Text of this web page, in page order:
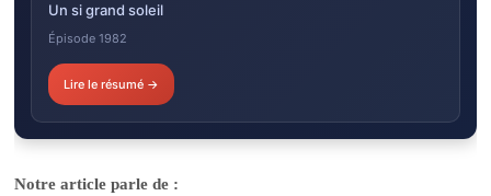
Un si grand soleil
Épisode 1982
Lire le résumé →
Notre article parle de :